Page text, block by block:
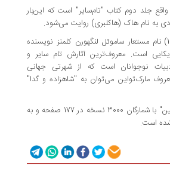
جلد دوم کتاب "تام‌سایر" است که این‌بار
به نام هاک (هاکلبری‌) روایت می‌شود.
(1835- 1910) نام مستعار ساموئل لنگهورن کلمنز نویسنده
است. معروف‌ترین آثارش تام سایر و
نوجوانان است که از شهرتی جهانی
معروف مارک‌تواین می‌توان به "شاهزاده و گدا"
کتاب "ماجراهای هاکلبری‌فین" با شمارگان 3000 نسخه در 177 صفحه و به